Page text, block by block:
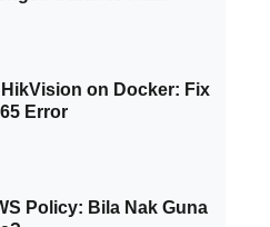
HikVision on Docker: Fix
Error
Policy: Bila Nak Guna